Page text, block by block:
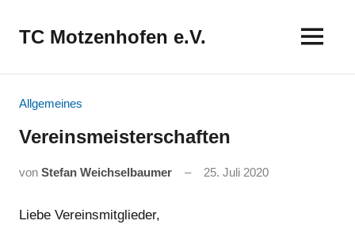
InhaltTC Motzenhofen e.V.
Allgemeines
Vereinsmeisterschaften
von Stefan Weichselbaumer 25. Juli 2020
Liebe Vereinsmitglieder,